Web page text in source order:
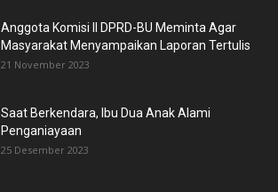
Anggota Komisi II DPRD-BU Meminta Agar
Masyarakat Menyampaikan Laporan Tertulis
21 November 2023
Saat Berkendara, Ibu Dua Anak Alami
Penganiayaan
25 Desember 2023